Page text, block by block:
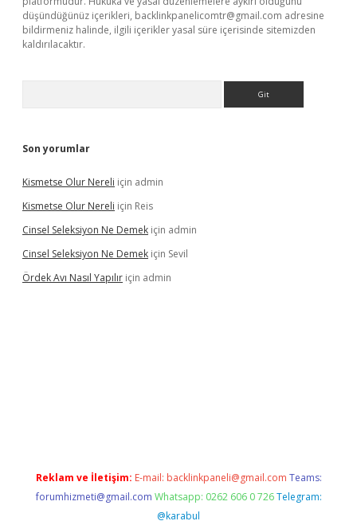
düşündüğünüz içerikleri, backlinkpanelicomtr@gmail.com adresine
bildirmeniz halinde, ilgili içerikler yasal süre içerisinde sitemizden
kaldırılacaktır.
Son yorumlar
Kismetse Olur Nereli için admin
Kismetse Olur Nereli için Reis
Cinsel Seleksiyon Ne Demek için admin
Cinsel Seleksiyon Ne Demek için Sevil
Ördek Avı Nasıl Yapılır için admin
Reklam ve İletişim: E-mail: backlinkpaneli@gmail.com Teams:
forumhizmeti@gmail.com Whatsapp: 0262 606 0 726 Telegram:
@karabul